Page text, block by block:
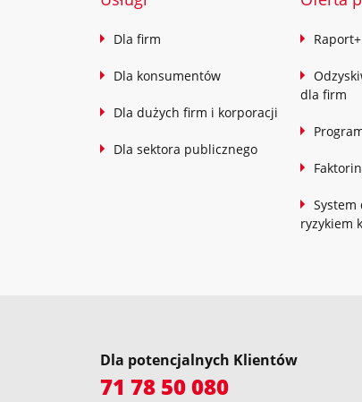
Dla firm
Dla konsumentów
Dla dużych firm i korporacji
Dla sektora publicznego
Raport+
dla firm
System
ryzykiem
Dla potencjalnych Klientów
71 78 50 080